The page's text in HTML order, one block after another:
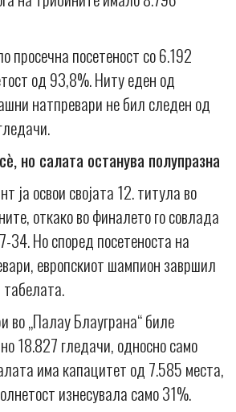
просечна посетеност со 6.192
од 93,8%. Ниту еден од
натпревари не бил следен од
но салата останува полупразна
ја освои својата 12. титула во
откако во финалето го совлада
34. Но според посетеноста на
европскиот шампион завршил
во „Палау Блауграна“ биле
18.827 гледачи, односно само
има капацитет од 7.585 места,
изнесувала само 31%.